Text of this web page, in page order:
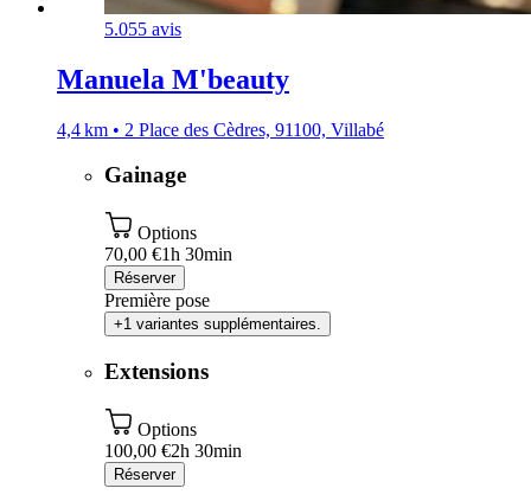
5.055 avis
Manuela M'beauty
4,4 km • 2 Place des Cèdres, 91100, Villabé
Gainage
Options
70,00 €1h 30min
Réserver
Première pose
+1 variantes supplémentaires.
Extensions
Options
100,00 €2h 30min
Réserver